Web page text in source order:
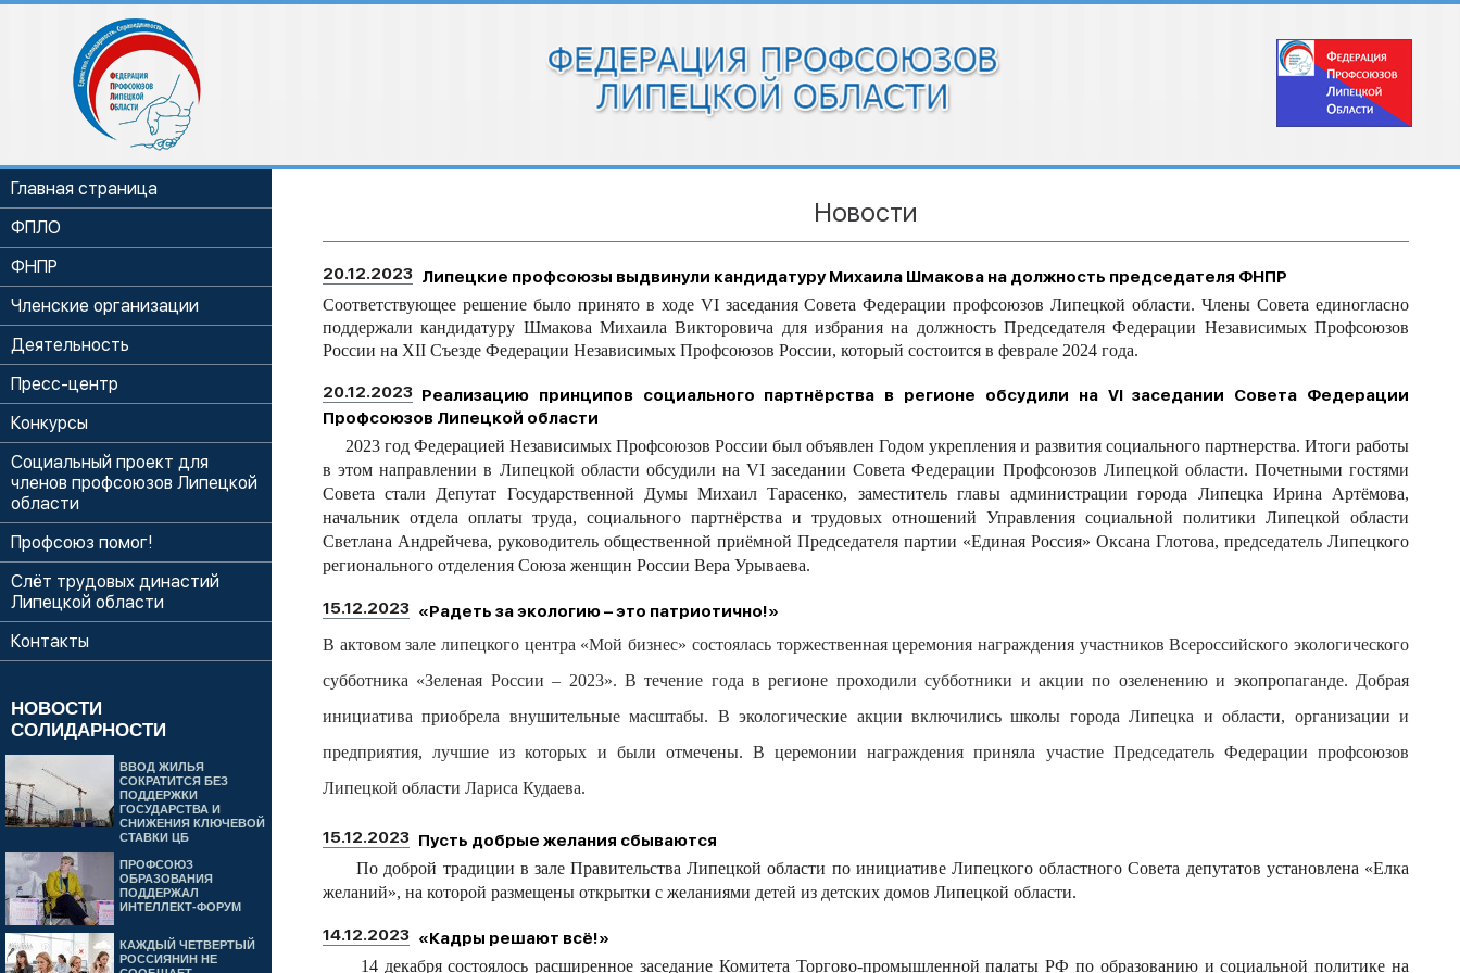
Главная страница
ФПЛО
ФНПР
Членские организации
Деятельность
Пресс-центр
Конкурсы
Социальный проект для
членов профсоюзов Липецкой
области
Профсоюз помог!
Слёт трудовых династий
Липецкой области
Контакты
НОВОСТИ
СОЛИДАРНОСТИ
ВВОД ЖИЛЬЯ
СОКРАТИТСЯ БЕЗ
ПОДДЕРЖКИ
ГОСУДАРСТВА И
СНИЖЕНИЯ КЛЮЧЕВОЙ
СТАВКИ ЦБ
ПРОФСОЮЗ
ОБРАЗОВАНИЯ
ПОДДЕРЖАЛ
ИНТЕЛЛЕКТ-ФОРУМ
КАЖДЫЙ ЧЕТВЕРТЫЙ
РОССИЯНИН НЕ
Новости
20.12.2023 Липецкие профсоюзы выдвинули кандидатуру Михаила Шмакова на должность председателя ФНПР
Соответствующее решение было принято в ходе VIзаседания Совета Федерации профсоюзов Липецкой области. Члены Совета единогласно
поддержали кандидатуру Шмакова Михаила Викторовича для избрания на должность Председателя Федерации Независимых Профсоюзов
России на XII Съезде Федерации Независимых Профсоюзов России, который состоится в феврале 2024 года.
20.12.2023 Реализацию принципов социального партнёрства в регионе обсудили на VI заседании Совета Федерации
Профсоюзов Липецкой области
2023 год Федерацией Независимых Профсоюзов России был объявлен Годом укрепления и развития социального партнерства. Итоги работы
в этом направлении в Липецкой области обсудили на VI заседании Совета Федерации Профсоюзов Липецкой области. Почетными гостями
Совета стали Депутат Государственной Думы Михаил Тарасенко, заместитель главы администрации города Липецка Ирина Артёмова,
начальник отдела оплаты труда, социального партнёрства и трудовых отношений Управления социальной политики Липецкой области
Светлана Андрейчева, руководитель общественной приёмной Председателя партии «Единая Россия» Оксана Глотова, председатель Липецкого
регионального отделения Союза женщин России Вера Урываева.
15.12.2023 «Радеть за экологию – это патриотично!»
В актовом зале липецкого центра «Мой бизнес» состояласьторжественнаяцеремония награждения участников Всероссийского экологического
субботника «Зеленая России – 2023». В течение года в регионе проходили субботники и акции по озеленению и экопропаганде. Добрая
инициатива приобрела внушительные масштабы. В экологические акции включилисьшколы города Липецка и области, организации и
предприятия, лучшие из которых и были отмечены. В церемонии награждения приняла участие Председатель Федерациипрофсоюзов
Липецкой области Лариса Кудаева.
15.12.2023 Пусть добрые желания сбываются
По доброй традиции в зале Правительства Липецкой области по инициативе Липецкого областного Совета депутатов установлена «Елка
желаний», на которой размещены открытки с желаниями детей из детских домов Липецкой области.
14.12.2023 «Кадры решают всё!»
14 декабря состоялось расширенное заседание Комитета Торгово-промышленной палаты РФ по образованию и социальной политике на